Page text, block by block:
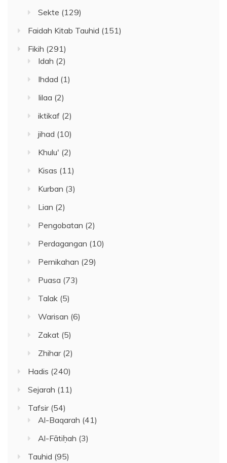
Sekte (129)
Faidah Kitab Tauhid (151)
Fikih (291)
Idah (2)
Ihdad (1)
Iilaa (2)
iktikaf (2)
jihad (10)
Khulu' (2)
Kisas (11)
Kurban (3)
Lian (2)
Pengobatan (2)
Perdagangan (10)
Pernikahan (29)
Puasa (73)
Talak (5)
Warisan (6)
Zakat (5)
Zhihar(2)
Hadis (240)
Sejarah (11)
Tafsir(54)
Al-Baqarah (41)
Al-Fātiḥah (3)
Tauhid (95)